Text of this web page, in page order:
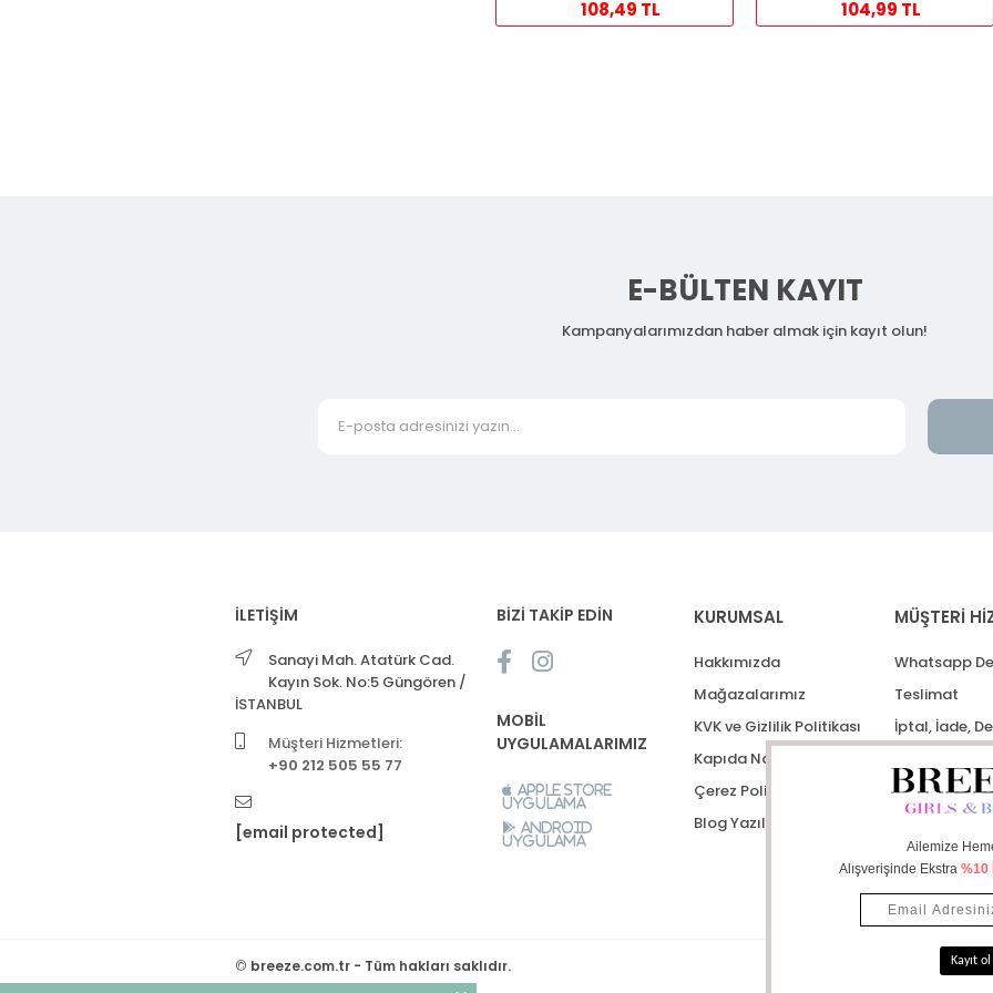
108,49 TL 104,99 TL
E-BÜLTEN KAYIT
Kampanyalarımızdan haber almak için kayıt olun!
İLETİŞİM
Sanayi Mah. Atatürk Cad.
Kayın Sok. No:5 Güngören /
İSTANBUL
Müşteri Hizmetleri:
+90 212 505 55 77
[email protected]
BİZİ TAKİP EDİN
MOBİL
UYGULAMALARIMIZ
Apple Store
Uygulama
Android
Uygulama
KURUMSAL
Hakkımızda
Mağazalarımız
KVK ve Gizlilik Politikası
Kapıda Nakit Ödeme
Çerez Politikası
Blog Yazıları
MÜŞTERİ
Whatsapp
Teslimat
İptal, İade,
© breeze.com.tr - Tüm hakları saklıdır.